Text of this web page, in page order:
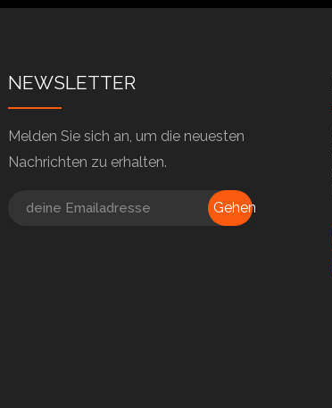
NEWSLETTER
Melden Sie sich an, um die neuesten
Nachrichten zu erhalten.
Gehen